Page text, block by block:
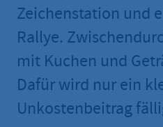
Zeichenstation und
Rallye.
mit Kuchen und
Dafür wird nur ein
Unkostenbeitrag